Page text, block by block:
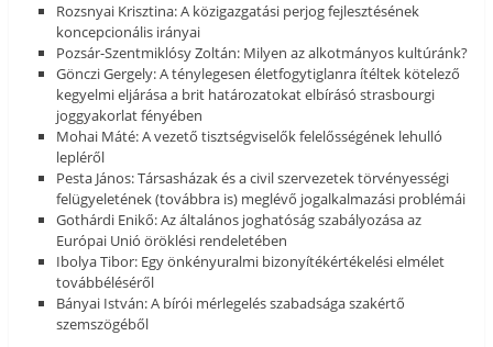
Rozsnyai Krisztina: A közigazgatási perjog fejlesztésének
koncepcionális irányai
Pozsár-Szentmiklósy Zoltán: Milyen az alkotmányos kultúránk?
Gönczi Gergely: A ténylegesen életfogytiglanra ítéltek kötelező
kegyelmi eljárása a brit határozatokat elbírásó strasbourgi
joggyakorlat fényében
Mohai Máté: A vezető tisztségviselők felelősségének lehulló
lepléről
Pesta János: Társasházak és a civil szervezetek törvényességi
felügyeletének (továbbra is) meglévő jogalkalmazási problémái
Gothárdi Enikő: Az általános joghatóság szabályozása az
Európai Unió öröklési rendeletében
Ibolya Tibor: Egy önkényuralmi bizonyítékértékelési elmélet
továbbéléséről
Bányai István: A bírói mérlegelés szabadsága szakértő
szemszögéből